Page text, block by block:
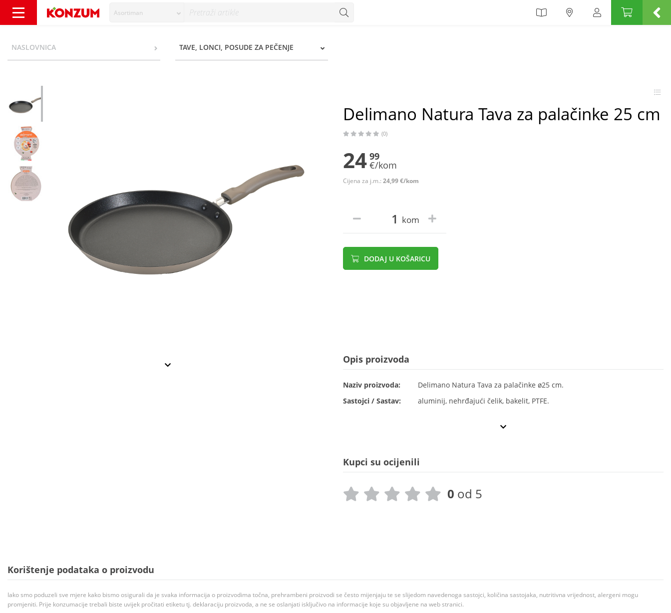
Asortiman
NASLOVNICA TAVE, LONCI, POSUDE ZA PEČENJE
Delimano Natura Tava za palačinke 25 cm
(0)
24 99
€/kom
Cijena za j.m.: 24,99 €/kom
kom
DODAJ U KOŠARICU
Opis proizvoda
Naziv proizvoda:
Delimano Natura Tava za palačinke ø25 cm.
Sastojci / Sastav:
aluminij, nehrđajući čelik, bakelit, PTFE.
Kupci su ocijenili
0 od 5
Korištenje podataka o proizvodu
Iako smo poduzeli sve mjere kako bismo osigurali da je svaka informacija o proizvodima točna, prehrambeni proizvodi se često mijenjaju te se slijedom navedenoga sastojci, količina sastojaka, nutritivna vrijednost, alergeni mogu
promjeniti. Prije konzumacije trebali biste uvijek pročitati etiketu tj. deklaraciju proizvoda, a ne se oslanjati isključivo na informacije koje su objavljene na web stranici.